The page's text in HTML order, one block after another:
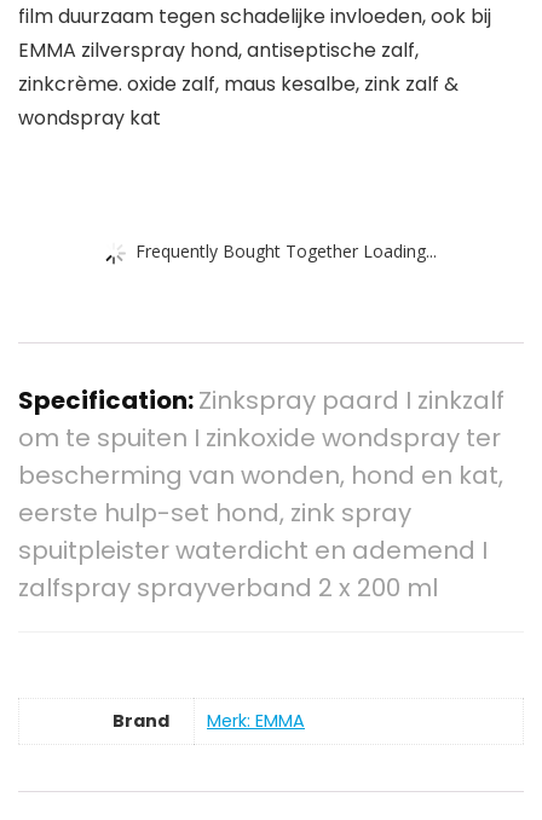
film duurzaam tegen schadelijke invloeden, ook bij
EMMA zilverspray hond, antiseptische zalf,
zinkcrème. oxide zalf, maus kesalbe, zink zalf &
wondspray kat
Frequently Bought Together Loading...
Specification:Zinkspray paard I zinkzalf
om te spuiten I zinkoxide wondspray ter
bescherming van wonden, hond en kat,
eerste hulp-set hond, zink spray
spuitpleister waterdicht en ademend I
zalfspray sprayverband 2 x 200 ml
Brand Merk: EMMA